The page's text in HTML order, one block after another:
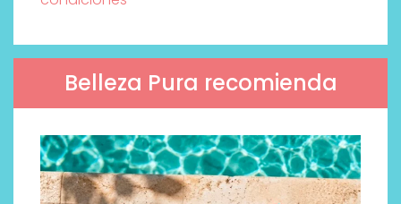
Belleza Pura recomienda